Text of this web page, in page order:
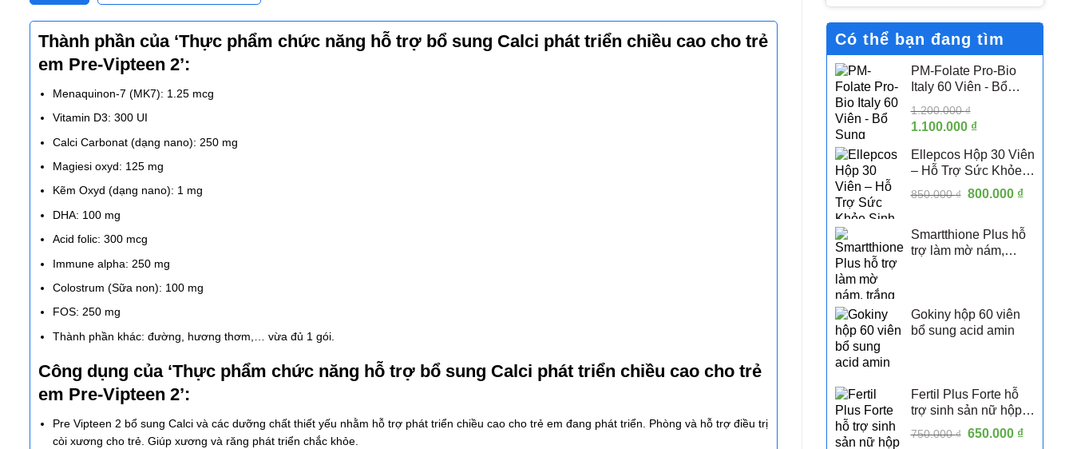
Có thể bạn đang tìm
PM-Folate Pro-Bio
Italy 60 Viên - Bổ
Tính 5-MTHF Hỗ Trợ
Sức Khỏe Sinh Sản
Nữ
1.200.000₫
Giá
là:
1.200.000 ₫.
1.100.000 ₫Giá
tại
là:
1.100.000 ₫.
Ellepcos Hộp 30 Viên
– Hỗ Trợ Sức Khỏe
Sinh Sản Nữ, Hỗ Trợ
Phụ Nữ PCOS
850.000₫ Giá
850.000 ₫.
800.000 ₫
tại
Smartthione Plus hỗ
trợ làm mờ nám,
Gokiny hộp 60 viên
bổ sung acid amin
Fertil Plus Forte hỗ
trợ sinh sản nữ hộp
750.000₫ Giá
650.000 ₫
Thành phần của ‘Thực phẩm chức năng hỗ trợ bổ sung Calci phát triển chiều cao cho trẻ
em Pre-Vipteen 2’:
Menaquinon-7 (MK7): 1.25 mcg
Vitamin D3: 300 UI
Calci Carbonat (dạng nano): 250 mg
Magiesi oxyd: 125 mg
Kẽm Oxyd (dạng nano): 1 mg
DHA: 100 mg
Acid folic: 300 mcg
Immune alpha: 250 mg
Colostrum (Sữa non): 100 mg
FOS: 250 mg
Thành phần khác: đường, hương thơm,… vừa đủ 1 gói.
Công dụng của ‘Thực phẩm chức năng hỗ trợ bổ sung Calci phát triển chiều cao cho trẻ
em Pre-Vipteen 2’:
Pre Vipteen 2 bổ sung Calci và các dưỡng chất thiết yếu nhằm hỗ trợ phát triển chiều cao cho trẻ em đang phát triển. Phòng và hỗ trợ điều trị
còi xương cho trẻ. Giúp xương và răng phát triển chắc khỏe.